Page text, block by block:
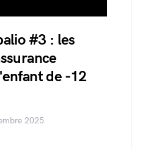
#3 : les
de -12
2025